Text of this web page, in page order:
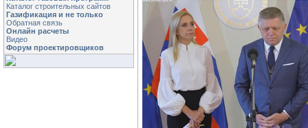
Каталог строительных сайтов
Газификация и не только
Обратная связь
Онлайн расчеты
Видео
Форум проектировщиков